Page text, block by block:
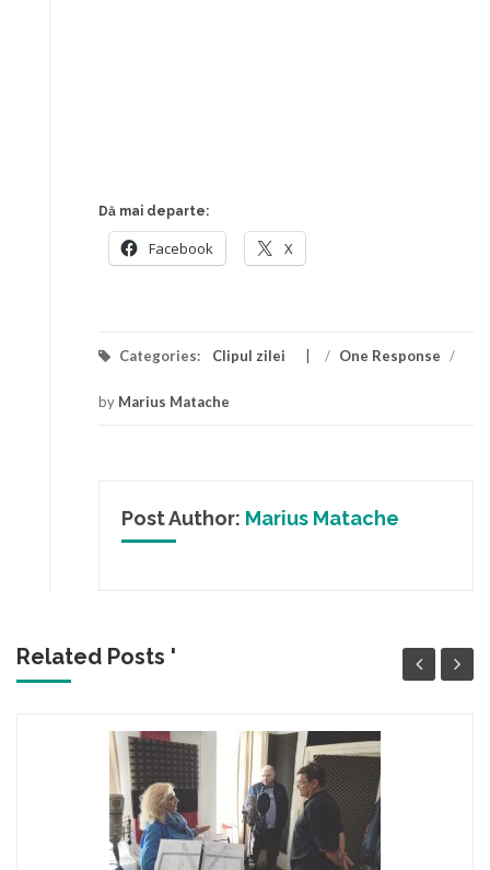
Dă mai departe:
Facebook X
Categories: Clipul zilei / One Response /
by Marius Matache
Post Author: Marius Matache
Related Posts '